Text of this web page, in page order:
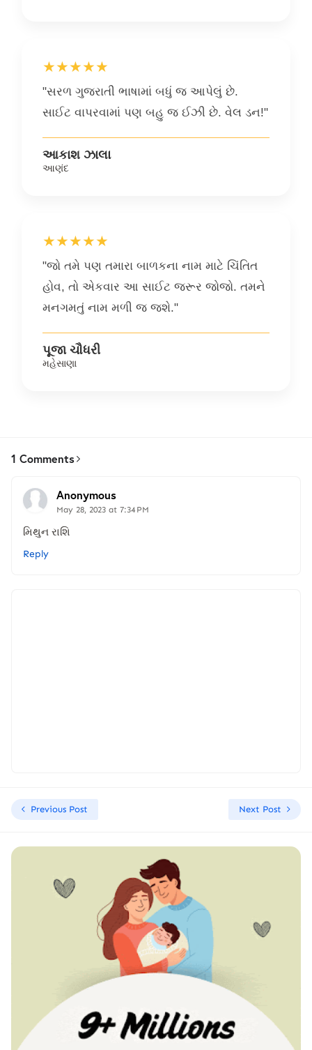
★★★★★
"સરળ ગુજરાતી ભાષામાં બધું જ આપેલું છે.
સાઈટ વાપરવામાં પણ બહુ જ ઈઝી છે. વેલ ડન!"
આકાશ ઝાલા
આણંદ
★★★★★
"જો તમે પણ તમારા બાળકના નામ માટે ચિંતિત
હોવ, તો એકવાર આ સાઈટ જરૂર જોજો. તમને
મનગમતું નામ મળી જ જશે."
પૂજા ચૌધરી
મહેસાણા
1 Comments
Anonymous
May 28, 2023 at 7:34 PM
મિથુન રાશિ
Reply
Previous Post Next Post